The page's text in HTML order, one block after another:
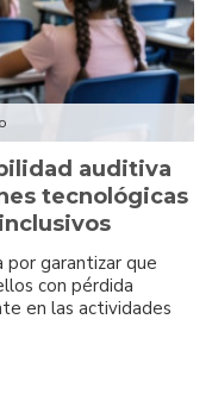
auditiva
tecnológicas
por garantizar que
con pérdida
en las actividades